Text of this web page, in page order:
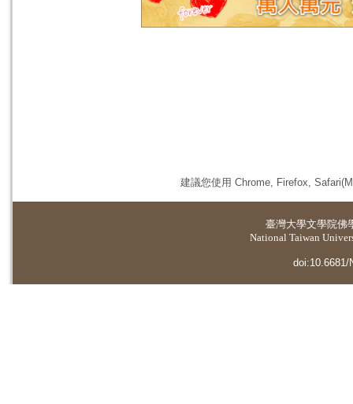
建議您使用 Chrome, Firefox,
臺灣大學文學院佛
National Taiwan
doi:10.6681/